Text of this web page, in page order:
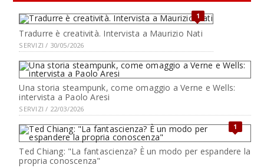
1
Tradurre è creatività. Intervista a Maurizio Nati
SERVIZI / 30/05/2026
Una storia steampunk, come omaggio a Verne e Wells:
intervista a Paolo Aresi
SERVIZI / 22/03/2026
1
Ted Chiang: "La fantascienza? È un modo per espandere la
propria conoscenza"